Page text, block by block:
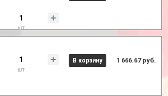
шт
1 666.67 руб.
В корзину
шт